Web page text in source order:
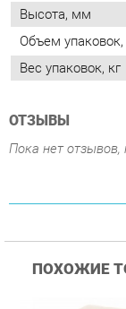
ОТЗЫВЫ
Пока нет отзывов,
ПОХОЖИЕ